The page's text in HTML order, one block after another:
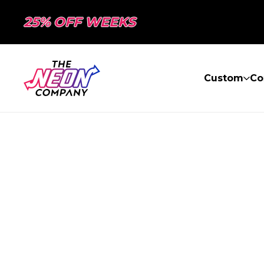
25% OFF WEEKS
Custom